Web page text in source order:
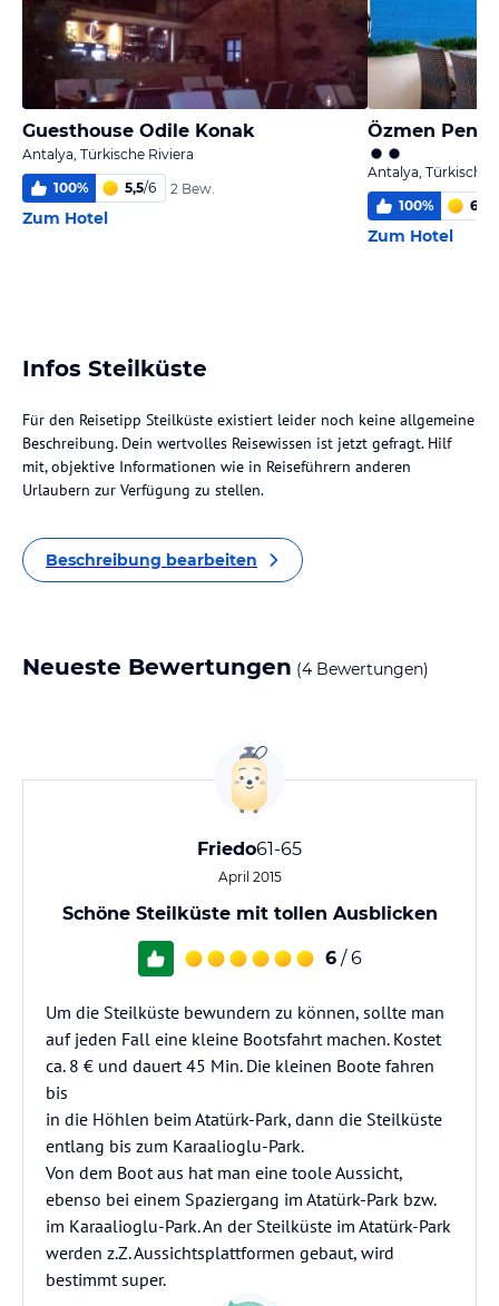
Guesthouse Odile Konak
Antalya, Türkische Riviera
100% 5,5/6 2 Bew.
Zum Hotel
Özmen
Antalya, Türkische
100% 6,0
Zum Hotel
Infos Steilküste
Für den Reisetipp Steilküste existiert leider noch keine allgemeine
Beschreibung. Dein wertvolles Reisewissen ist jetzt gefragt. Hilf
mit, objektive Informationen wie in Reiseführern anderen
Urlaubern zur Verfügung zu stellen.
Beschreibung bearbeiten
Neueste Bewertungen (4 Bewertungen)
Friedo61-65
April 2015
Schöne Steilküste mit tollen Ausblicken
6 / 6
Um die Steilküste bewundern zu können, sollte man
auf jeden Fall eine kleine Bootsfahrt machen. Kostet
ca. 8 € und dauert 45 Min. Die kleinen Boote fahren
bis
in die Höhlen beim Atatürk-Park, dann die Steilküste
entlang bis zum Karaalioglu-Park.
Von dem Boot aus hat man eine toole Aussicht,
ebenso bei einem Spaziergang im Atatürk-Park bzw.
im Karaalioglu-Park. An der Steilküste im Atatürk-Park
werden z.Z. Aussichtsplattformen gebaut, wird
bestimmt super.